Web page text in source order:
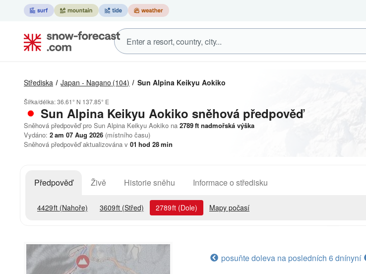
Střediska Japan - Nagano (104) Sun Alpina Keikyu Aokiko
Šířka/délka:36.61° N 137.85° E
Sun Alpina Keikyu Aokiko sněhová předpověď
Sněhová předpověď pro Sun Alpina Keikyu Aokiko na 2789ft nadmořská výška
Vydáno: 2 am 07 Aug 2026 (místního času)
Sněhová předpověď aktualizována v 01 hod 28min
Předpověď Živě Historie sněhu Informace o středisku
4429ft (Nahoře) 3609ft (Střed) 2789ft (Dole) Mapy počasí
posuňte doleva na posledních 6 dnínyní